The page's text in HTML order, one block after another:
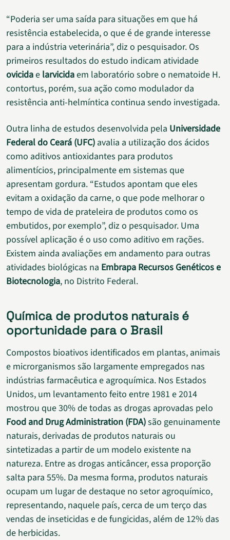
“Poderia ser uma saída para situações em que há
resistência estabelecida, o que é de grande interesse
para a indústria veterinária”, diz o pesquisador. Os
primeiros resultados do estudo indicam atividade
ovicidae larvicidaem laboratório sobre o nematoide H.
contortus, porém, sua ação como modulador da
resistência anti-helmíntica continua sendo investigada.
Outra linha de estudos desenvolvida pela Universidade
Federal do Ceará (UFC) avalia a utilização dos ácidos
como aditivos antioxidantes para produtos
alimentícios, principalmente em sistemas que
apresentam gordura. “Estudos apontam que eles
evitam a oxidação da carne, o que pode melhorar o
tempo de vida de prateleira de produtos como os
embutidos, por exemplo”, diz o pesquisador. Uma
possível aplicação é o uso como aditivo em rações.
Existem ainda avaliações em andamento para outras
atividades biológicas na Embrapa Recursos Genéticos e
Biotecnologia, no Distrito Federal.
Química de produtos naturais é
oportunidade para o Brasil
Compostos bioativos identificados em plantas, animais
e microrganismos são largamente empregados nas
indústrias farmacêutica e agroquímica. Nos Estados
Unidos, um levantamento feito entre 1981 e 2014
mostrou que 30% de todas as drogas aprovadas pelo
Food and Drug Administration (FDA)são genuinamente
naturais, derivadas de produtos naturais ou
sintetizadas a partir de um modelo existente na
natureza. Entre as drogas anticâncer, essa proporção
salta para 55%. Da mesma forma, produtos naturais
ocupam um lugar de destaque no setor agroquímico,
representando, naquele país, cerca de um terço das
vendas de inseticidas e de fungicidas, além de 12% das
de herbicidas.